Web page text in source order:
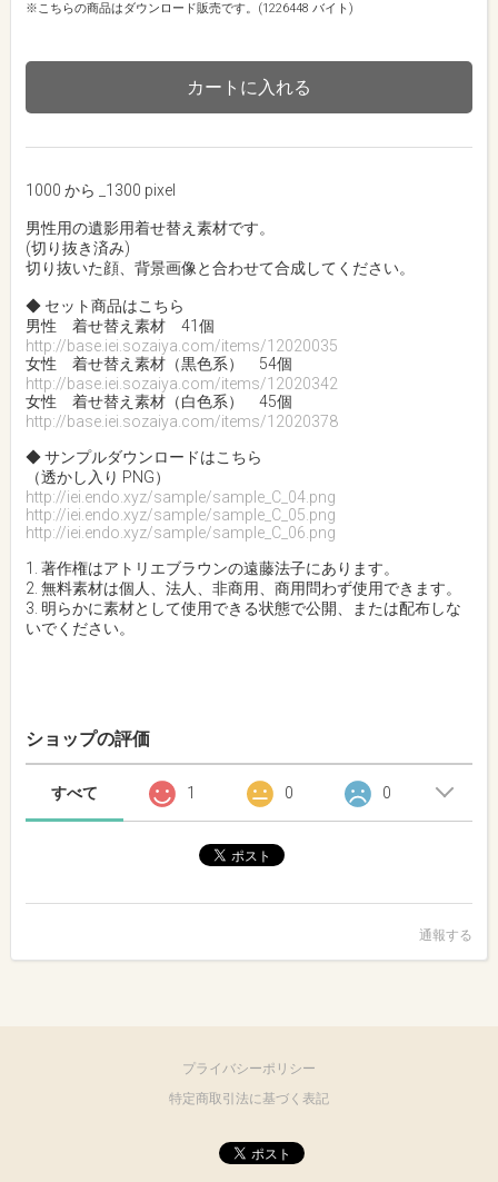
※こちらの商品はダウンロード販売です。(1226448 バイト)
カートに入れる
1000 から _1300 pixel
男性用の遺影用着せ替え素材です。
(切り抜き済み)
切り抜いた顔、背景画像と合わせて合成してください。
◆ セット商品はこちら
男性 着せ替え素材 41個
http://base.iei.sozaiya.com/items/12020035
女性 着せ替え素材（黒色系） 54個
http://base.iei.sozaiya.com/items/12020342
女性 着せ替え素材（白色系） 45個
http://base.iei.sozaiya.com/items/12020378
◆ サンプルダウンロードはこちら
（透かし入り PNG）
http://iei.endo.xyz/sample/sample_C_04.png
http://iei.endo.xyz/sample/sample_C_05.png
http://iei.endo.xyz/sample/sample_C_06.png
1. 著作権はアトリエブラウンの遠藤法子にあります。
2. 無料素材は個人、法人、非商用、商用問わず使用できます。
3. 明らかに素材として使用できる状態で公開、または配布しな
いでください。
ショップの評価
すべて 1 0 0
通報する
プライバシーポリシー
特定商取引法に基づく表記